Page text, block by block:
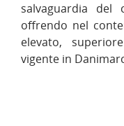
salvaguardia del
offrendo nel
elevato,
vigente in